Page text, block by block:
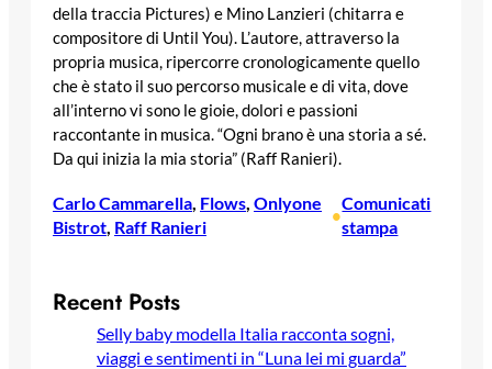
della traccia Pictures) e Mino Lanzieri (chitarra e
compositore di Until You). L’autore, attraverso la
propria musica, ripercorre cronologicamente quello
che è stato il suo percorso musicale e di vita, dove
all’interno vi sono le gioie, dolori e passioni
raccontante in musica. “Ogni brano è una storia a sé.
Da qui inizia la mia storia” (Raff Ranieri).
Carlo Cammarella, Flows, Onlyone
Bistrot, Raff Ranieri
•
Comunicati
stampa
Recent Posts
Selly baby modella Italia racconta sogni,
viaggi e sentimenti in “Luna lei mi guarda”